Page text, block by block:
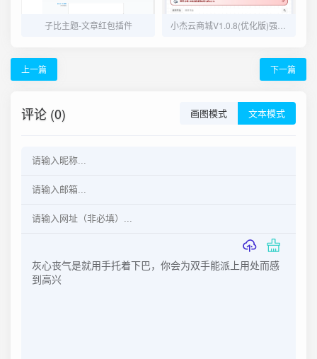
子比主题-文章红包插件
上一篇 下一篇
评论 (0) 画图模式 文本模式